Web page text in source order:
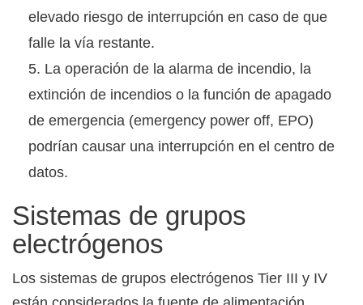
elevado riesgo de interrupción en caso de que
falle la vía restante.
La operación de la alarma de incendio, la
extinción de incendios o la función de apagado
de emergencia (emergency power off, EPO)
podrían causar una interrupción en el centro de
datos.
Sistemas de grupos
electrógenos
Los sistemas de grupos electrógenos Tier III y IV